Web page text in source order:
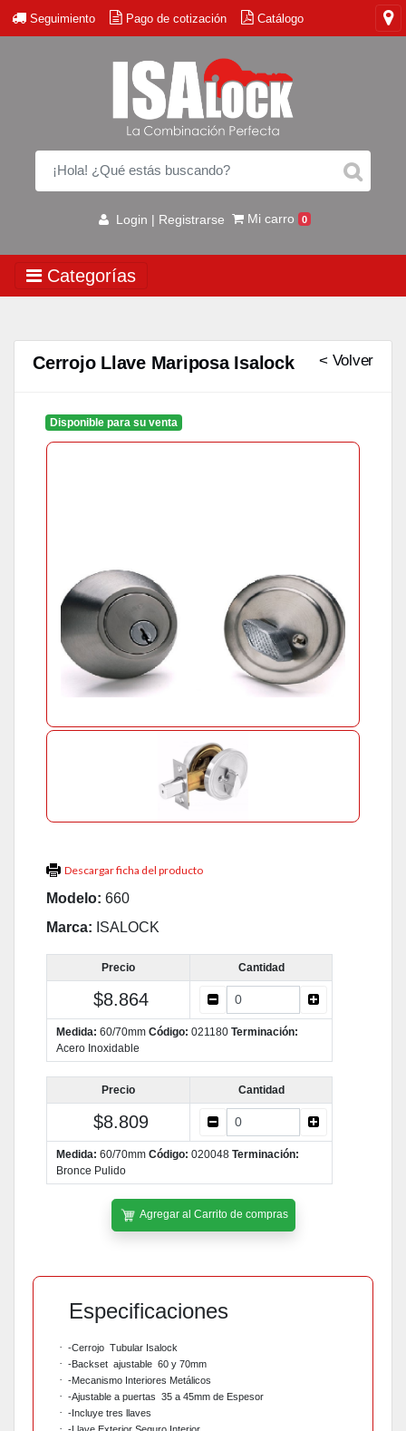
Seguimiento Pago de cotización Catálogo
Login | Registrarse Mi carro 0
Categorías
Cerrojo Llave Mariposa Isalock < Volver
Disponible para su venta
Descargar ficha del producto
Modelo: 660
Marca: ISALOCK
Precio Cantidad
$8.864
Medida: 60/70mm Código: 021180 Terminación:
Acero Inoxidable
Precio Cantidad
$8.809
Medida: 60/70mm Código: 020048 Terminación:
Bronce Pulido
Agregar al Carrito de compras
Especificaciones
· -Cerrojo Tubular Isalock
· -Backset ajustable 60 y 70mm
· -Mecanismo Interiores Metálicos
· -Ajustable a puertas 35 a 45mm de Espesor
· -Incluye tres llaves